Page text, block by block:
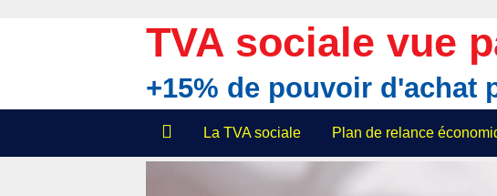
TVA sociale vue
+15% de pouvoir d'achat
La TVA sociale Plan de relance